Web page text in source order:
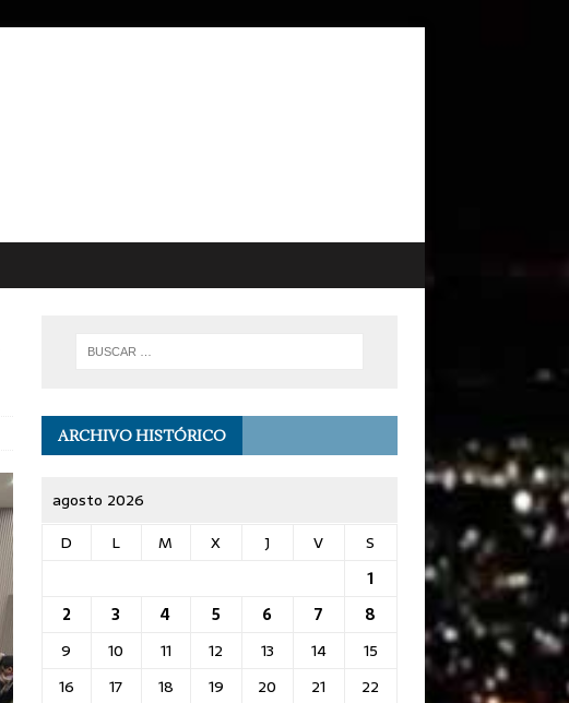
ARCHIVO HISTÓRICO
agosto 2026
D
L M X J V
S
1
2
3 4 5 6 7
8
9
10 11 12 13 14
15
16
17 18 19 20 21
22